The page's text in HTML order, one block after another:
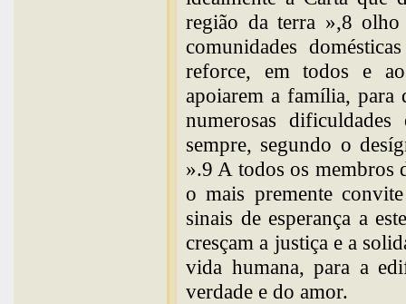
região da terra »,8 olho
comunidades
reforce, em todos e
apoiarem a família,
numerosas
sempre, segundo o
».9 A todos os
o mais premente
sinais de esperança a
cresçam a justiça e a
vida humana, para a
verdade e do amor.